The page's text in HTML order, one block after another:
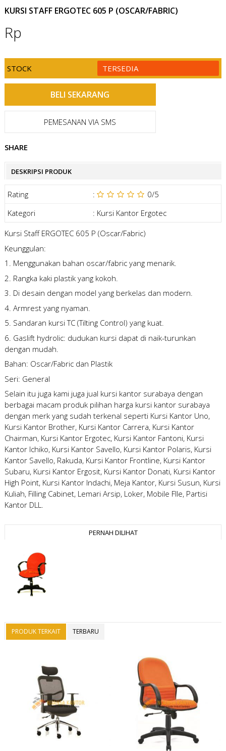
KURSI STAFF ERGOTEC 605 P (OSCAR/FABRIC)
Rp
STOCK TERSEDIA
PEMESANAN VIA SMS
SHARE
DESKRIPSI PRODUK
Rating : 0/5
Kategori
: Kursi Kantor Ergotec
Kursi Staff ERGOTEC 605 P (Oscar/Fabric)
Keunggulan:
1. Menggunakan bahan oscar/fabric yang menarik.
2. Rangka kaki plastik yang kokoh.
3. Di desain dengan model yang berkelas dan modern.
4. Armrest yang nyaman.
5. Sandaran kursi TC (Tilting Control) yang kuat.
6. Gaslift hydrolic: dudukan kursi dapat di naik-turunkan
dengan mudah.
Bahan: Oscar/Fabric dan Plastik
Seri: General
Selain itu juga kami juga jual kursi kantor surabaya dengan
berbagai macam produk pilihan harga kursi kantor surabaya
dengan merk yang sudah terkenal seperti Kursi Kantor Uno,
Kursi Kantor Brother, Kursi Kantor Carrera, Kursi Kantor
Chairman, Kursi Kantor Ergotec, Kursi Kantor Fantoni, Kursi
Kantor Ichiko, Kursi Kantor Savello, Kursi Kantor Polaris, Kursi
Kantor Savello, Rakuda, Kursi Kantor Frontline, Kursi Kantor
Subaru, Kursi Kantor Ergosit, Kursi Kantor Donati, Kursi Kantor
High Point, Kursi Kantor Indachi, Meja Kantor, Kursi Susun, Kursi
Kuliah, Filling Cabinet, Lemari Arsip, Loker, Mobile FIle, Partisi
Kantor DLL.
PERNAH DILIHAT
PRODUK TERKAIT TERBARU